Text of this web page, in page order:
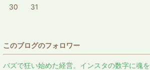
30 31
このブログのフォロワー
バズで狂い始めた経営。インスタの数字に魂を